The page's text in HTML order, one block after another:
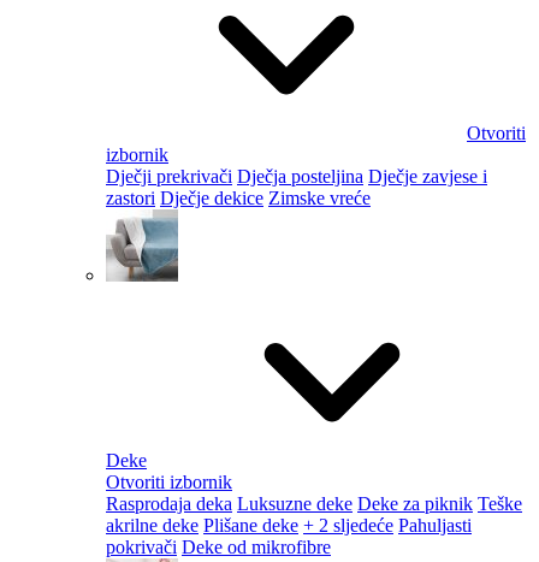
Otvoriti
izbornik
Dječji prekrivači Dječja posteljina Dječje zavjese i
zastori Dječje dekice Zimske vreće
Deke
Otvoriti izbornik
Rasprodaja deka Luksuzne deke Deke za piknik Teške
akrilne deke Plišane deke + 2 sljedeće Pahuljasti
pokrivači Deke od mikrofibre